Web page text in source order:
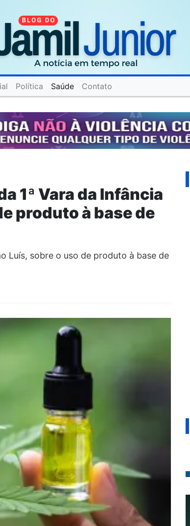
Política Saúde Contato
1ª Vara da Infância
produto à base de
Luís, sobre o uso de produto à base de